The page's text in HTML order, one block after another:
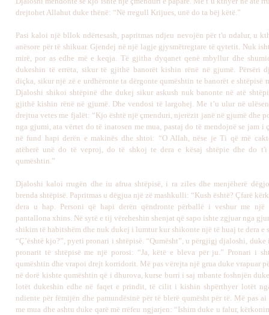
drejtohet Allahut duke thënë: “Në rregull Krijues, unë do ta bëj këtë.”
Pasi kaloi një bllok ndërtesash, papritmas ndjeu nevojën për t'u ndalur, u
anësore për të shikuar. Gjendej në një lagje gjysmëtregtare të qytetit. Nuk
mirë, por as edhe më e keqja. Të gjitha dyqanet qenë mbyllur dhe
dukeshin të errëta, sikur të gjithë banorët kishin rënë në gjumë. Përsëri
diçka, sikur një zë e urdhëronte ta dërgonte qumështin te banorët e shtëpisë
Djaloshi shikoi shtëpinë dhe dukej sikur askush nuk banonte në atë
gjithë kishin rënë në gjumë. Dhe vendosi të largohej. Me t’u ulur në
drejtua vetes me fjalët: “Kjo është një çmenduri, njerëzit janë në gjumë dhe
nga gjumi, ata vërtet do të inatosen me mua, pastaj do të mendojnë se jam i
në fund hapi derën e makinës dhe shtoi: “O Allah, nëse je Ti që më
atëherë unë do të veproj, do të shkoj te dera e kësaj shtëpie dhe do
qumështin.”
Djaloshi kaloi rrugën dhe iu afrua shtëpisë, i ra ziles dhe menjëherë
brenda shtëpisë. Papritmas u dëgjua një zë mashkulli: “Kush është? Çfarë
dera u hap. Personi që hapi derën qëndronte përballë i veshur me një
pantallona xhins. Në sytë e tij vëreheshin shenjat që sapo ishte zgjuar nga
shikim të habitshëm dhe nuk dukej i lumtur kur shikonte një të huaj te dera e
“Ç’është kjo?”, pyeti pronari i shtëpisë. “Qumësht”, u përgjigj djaloshi, duke
pronarit të shtëpisë me një porosi: “Ja, këtë e bleva për ju.” Pronari i
qumështin dhe vrapoi drejt korridorit. Më pas vërejta një grua duke vrapuar
në dorë kishte qumështin që i dhurova, kurse burri i saj mbante foshnjën
lotët dukeshin edhe në faqet e prindit, të cilit i kishin shpërthyer lotët
ndiente për fëmijën dhe pamundësinë për të blerë qumësht për të. Më pas
me mua dhe ashtu duke qarë më rrëfeu ngjarjen: “Ishim duke u falur,